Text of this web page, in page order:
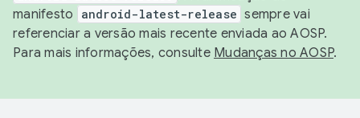
manifesto
android-latest-release sempre vai
referenciar a versão mais recente enviada ao AOSP.
Para mais informações, consulte Mudanças no AOSP.